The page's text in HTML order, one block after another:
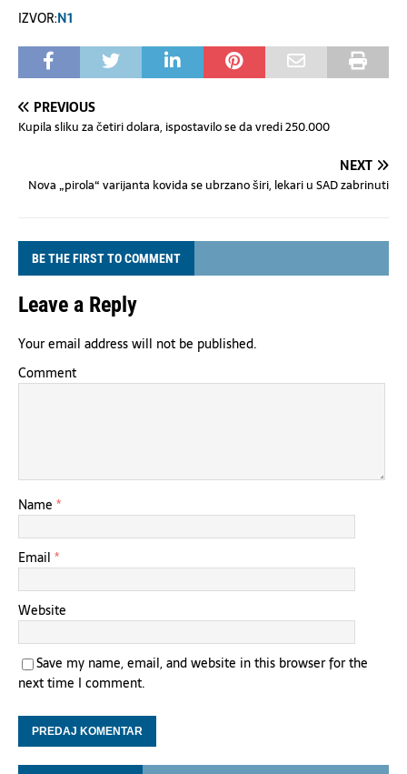
IZVOR:N1
PREVIOUS
Kupila sliku za četiri dolara, ispostavilo se da vredi 250.000
NEXT
Nova „pirola“ varijanta kovida se ubrzano širi, lekari u SAD zabrinuti
BE THE FIRST TO COMMENT
Leave a Reply
Your email address will not be published.
Comment
Name *
Email *
Website
Save my name, email, and website in this browser for the
next time I comment.